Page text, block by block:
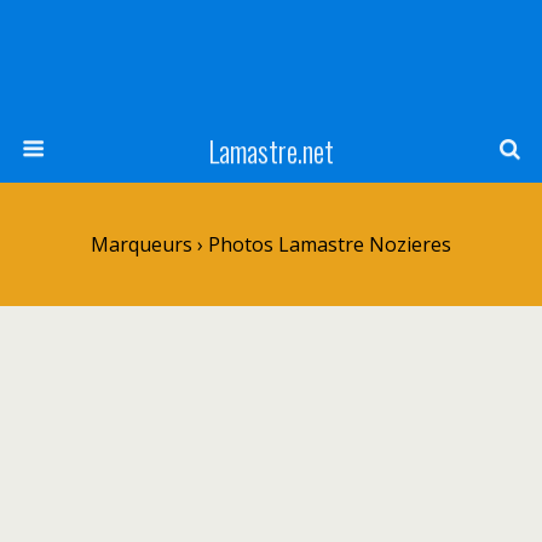
Lamastre.net
Marqueurs › Photos Lamastre Nozieres